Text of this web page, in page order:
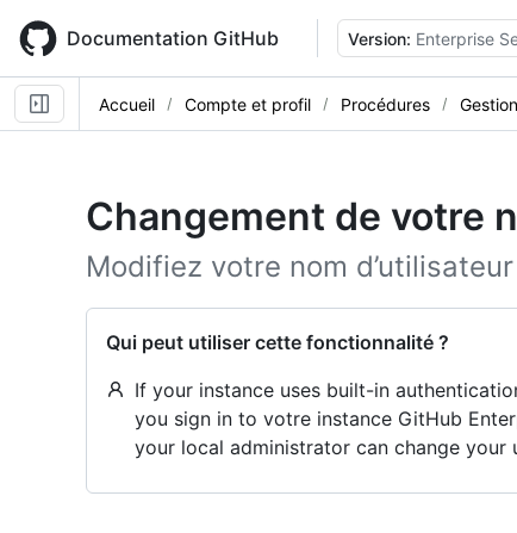
main
content
Documentation GitHub Version: Enterprise
Accueil Compte et profil Procédures
Changement de votre
Modifiez votre nom
Qui peut utiliser cette fonctionnalité ?
If your instance uses built-in
you sign in to votre instance GitHub
your local administrator can change your